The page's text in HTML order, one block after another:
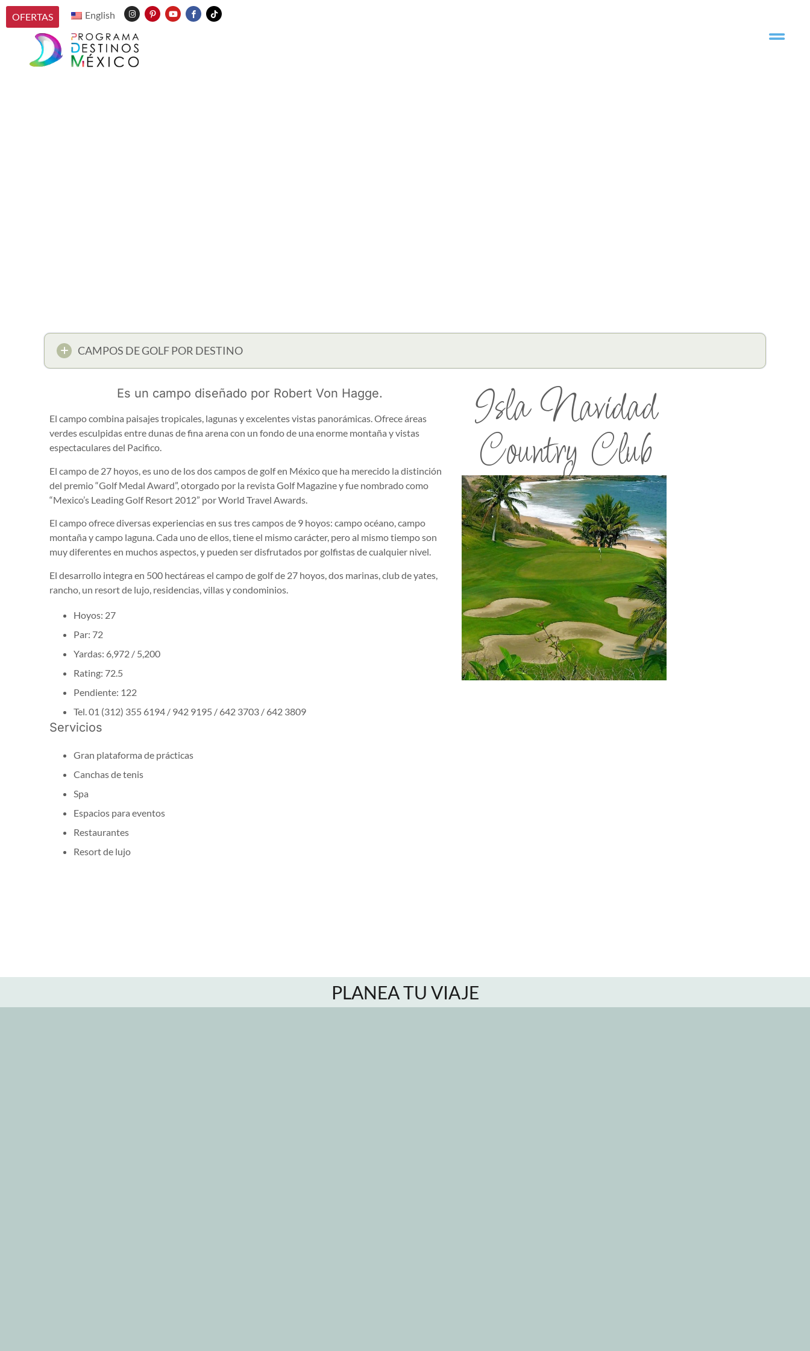
OFERTAS English
CAMPOS DE GOLF POR DESTINO
Es un campo diseñado por Robert Von Hagge.
El campo combina paisajes tropicales, lagunas y excelentes vistas panorámicas. Ofrece áreas
verdes esculpidas entre dunas de fina arena con un fondo de una enorme montaña y vistas
espectaculares del Pacifico.
El campo de 27 hoyos, es uno de los dos campos de golf en México que ha merecido la distinción
del premio “Golf Medal Award”, otorgado por la revista Golf Magazine y fue nombrado como
“Mexico’s Leading Golf Resort 2012” por World Travel Awards.
El campo ofrece diversas experiencias en sus tres campos de 9 hoyos: campo océano, campo
montaña y campo laguna. Cada uno de ellos, tiene el mismo carácter, pero al mismo tiempo son
muy diferentes en muchos aspectos, y pueden ser disfrutados por golfistas de cualquier nivel.
El desarrollo integra en 500 hectáreas el campo de golf de 27 hoyos, dos marinas, club de yates,
rancho, un resort de lujo, residencias, villas y condominios.
Hoyos: 27
Par: 72
Yardas: 6,972 / 5,200
Rating: 72.5
Pendiente: 122
Tel. 01 (312) 355 6194 / 942 9195 / 642 3703 / 642 3809
Servicios
Gran plataforma de prácticas
Canchas de tenis
Spa
Espacios para eventos
Restaurantes
Resort de lujo
Isla Navidad
Country Club
PLANEA TU VIAJE